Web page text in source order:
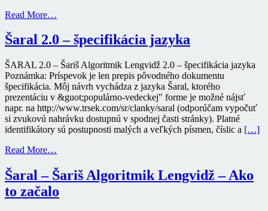
Read More…
Šaral 2.0 – špecifikácia jazyka
ŠARAL 2.0 – Šariš Algoritmik Lengvidž 2.0 – špecifikácia jazyka
Poznámka: Príspevok je len prepis pôvodného dokumentu
špecifikácia. Môj návrh vychádza z jazyka Šaral, ktorého
prezentáciu v &guot;populárno-vedeckej" forme je možné nájsť
napr. na http://www.trsek.com/sr/clanky/saral (odporúčam vypočuť
si zvukovú nahrávku dostupnú v spodnej časti stránky). Platné
identifikátory sú postupnosti malých a veľkých písmen, číslic a […]
Read More…
Šaral – Šariš Algoritmik Lengvidž – Ako
to začalo